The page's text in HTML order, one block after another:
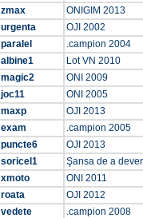
zmax
ONIGIM 2013
urgenta
OJI 2002
paralel
.campion 2004
albine1
Lot VN 2010
magic2
ONI 2009
joc11
ONI 2005
maxp
OJI 2013
exam
.campion 2005
puncte6
OJI 2013
soricel1
Şansa de a
xmoto
ONI 2011
roata
OJI 2012
vedete
.campion 2008